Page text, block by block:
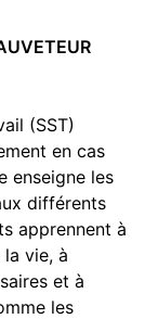
(SST)
en cas
enseigne les
différents
apprennent à
vie, à
et à
les